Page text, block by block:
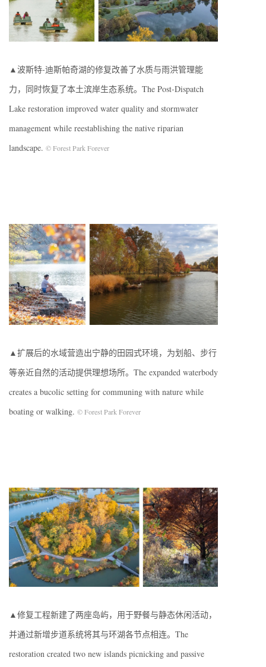
▲波斯特-迪斯帕奇湖的修复改善了水质与雨洪管理能
力，同时恢复了本土滨岸生态系统。The Post-Dispatch
Lake restoration improved water quality and stormwater
management while reestablishing the native riparian
landscape. © Forest Park Forever
▲扩展后的水域营造出宁静的田园式环境，为划船、步行
等亲近自然的活动提供理想场所。The expanded waterbody
creates a bucolic setting for communing with nature while
boating or walking. © Forest Park Forever
▲修复工程新建了两座岛屿，用于野餐与静态休闲活动，
并通过新增步道系统将其与环湖各节点相连。The
restoration created two new islands picnicking and passive